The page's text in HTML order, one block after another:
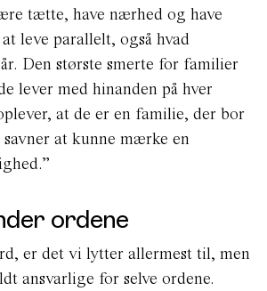
tætte, have nærhed og have
leve parallelt, også hvad
Den største smerte for familier
lever med hinanden på hver
at de er en familie, der bor
savner at kunne mærke en
ordene
er det vi lytter allermest til, men
ansvarlige for selve ordene.